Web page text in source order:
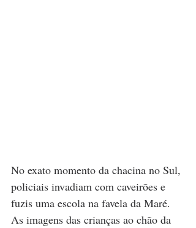
No exato momento da chacina no Sul,
policiais invadiam com caveirões e
fuzis uma escola na favela da Maré.
As imagens das crianças ao chão da